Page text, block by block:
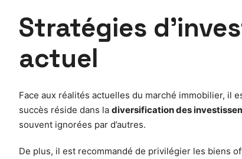
Stratégies
actuel
Face aux réalités actuelles du marché immobilier, il
succès réside dans la diversification des
souvent ignorées par d’autres.
De plus, il est recommandé de privilégier les biens